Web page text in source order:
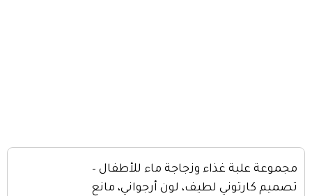
مجموعة علبة غذاء وزجاجة ماء للأطفال –
تصميم كارتوني لطيف، لون أرجواني، مانع